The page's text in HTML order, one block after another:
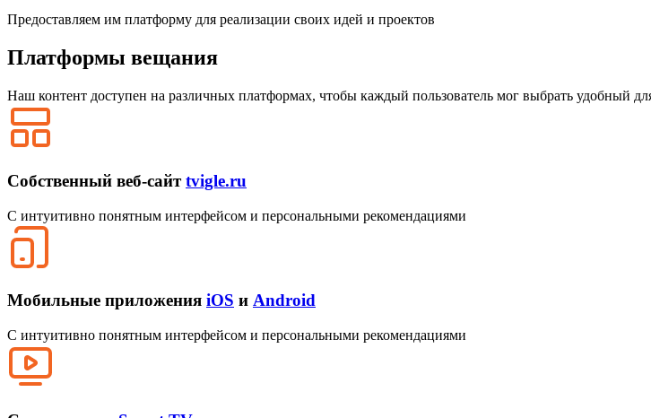
Предоставляем им платформу для реализации своих идей и проектов
Платформы вещания
Наш контент доступен на различных платформах, чтобы каждый пользователь мог выбрать удобный
Собственный веб-сайтtvigle.ru
С интуитивно понятным интерфейсом и персональными рекомендациями
Мобильные приложения iOS и Android
С интуитивно понятным интерфейсом и персональными рекомендациями